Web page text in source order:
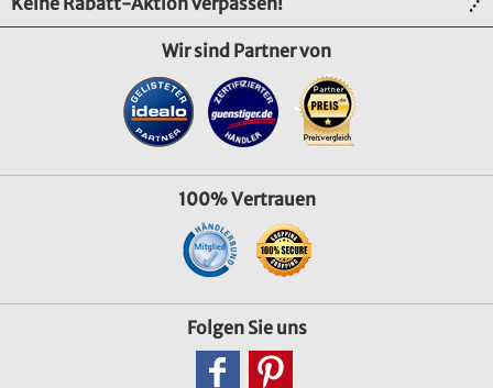
Wir sind Partner von
100% Vertrauen
Folgen Sie uns